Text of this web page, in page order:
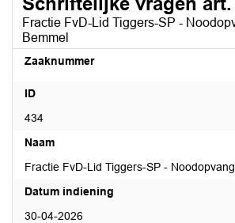
Fractie FvD-Lid Tiggers-SP -
Bemmel
Zaaknummer
ID
434
Naam
Fractie FvD-Lid Tiggers-SP -
Datum indiening
30-04-2026